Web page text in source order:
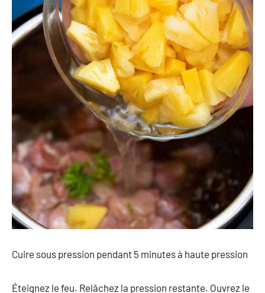
Cuire sous pression pendant 5 minutes à haute pression
Éteignez le feu. Relâchez la pression restante. Ouvrez le